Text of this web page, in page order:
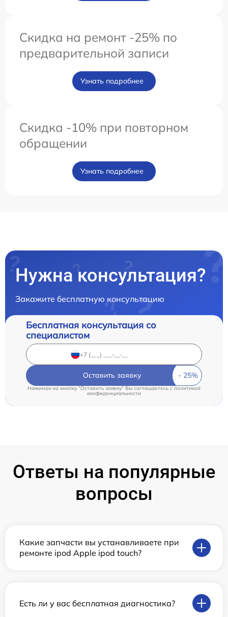
Скидка на ремонт -25% по
предварительной записи
Узнать подробнее
Скидка -10% при повторном
обращении
Узнать подробнее
Нужна консультация?
Закажите бесплатную консультацию
Бесплатная консультация со
специалистом
Оставить заявку
Нажимая на кнопку "Оставить заявку" Вы соглашаетесь cполитикой
конфиденциальности
Ответы на популярные
вопросы
Какие запчасти вы устанавливаете при
ремонте ipod Apple ipod touch?
Есть ли у вас бесплатная диагностика?